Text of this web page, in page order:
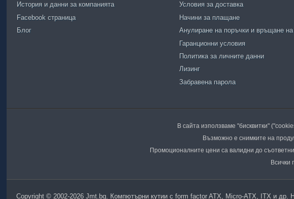
История и данни за компанията
Facebook страница
Блог
Условия за доставка
Начини за плащане
Анулиране на поръчки и връщане на
Гаранционни условия
Политика за личните данни
Лизинг
Забравена парола
В сайта използваме "бисквитки"
Възможно е снимките на
Промоционалните цени са валидни до
Всички
Copyright © 2002-2026 Jmt.bg. Компютърни кутии с form factor ATX, Micro-ATX, ITX и др.